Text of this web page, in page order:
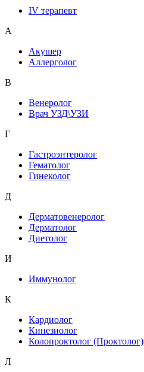
IV терапевт
А
Акушер
Аллерголог
В
Венеролог
Врач УЗД\УЗИ
Г
Гастроэнтеролог
Гематолог
Гинеколог
Д
Дерматовенеролог
Дерматолог
Диетолог
И
Иммунолог
К
Кардиолог
Кинезиолог
Колопроктолог (Проктолог)
Л